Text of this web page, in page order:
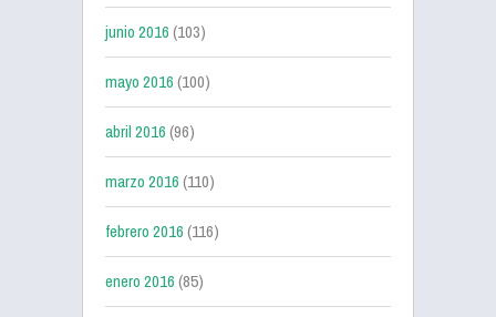
junio 2016(103)
mayo 2016(100)
abril 2016(96)
marzo 2016(110)
febrero 2016(116)
enero 2016(85)